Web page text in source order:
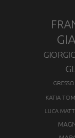
KATIA
LUCA